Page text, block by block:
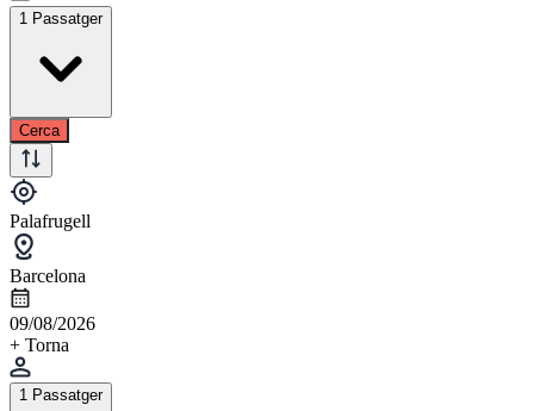
1 Passatger
Cerca
Palafrugell
Barcelona
09/08/2026
+ Torna
1 Passatger